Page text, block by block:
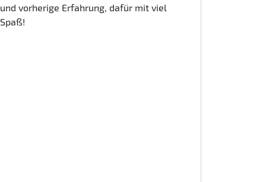
und vorherige Erfahrung, dafür mit viel
Spaß!